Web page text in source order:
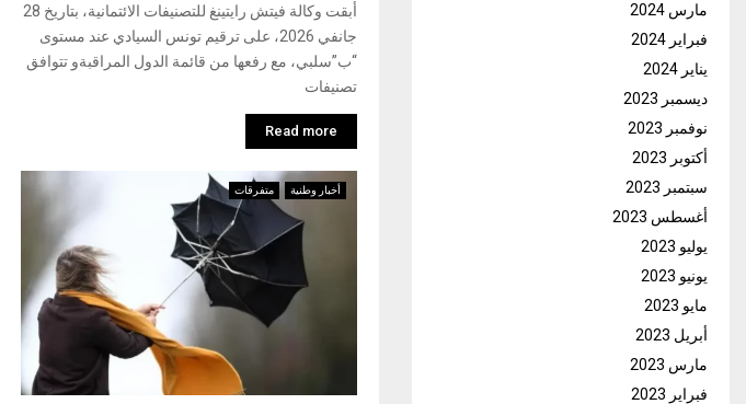
أبقت وكالة فيتش رايتينغ للتصنيفات الائتمانية، بتاريخ 28
جانفي 2026، على ترقيم تونس السيادي عند مستوى
“ب”سلبي، مع رفعها من قائمة الدول المراقبةو تتوافق
تصنيفات
Read more
أخبار وطنية متفرقات
مارس 2024
فبراير 2024
يناير 2024
ديسمبر 2023
نوفمبر 2023
أكتوبر 2023
سبتمبر 2023
أغسطس 2023
يوليو 2023
يونيو 2023
مايو 2023
أبريل 2023
مارس 2023
فبراير 2023